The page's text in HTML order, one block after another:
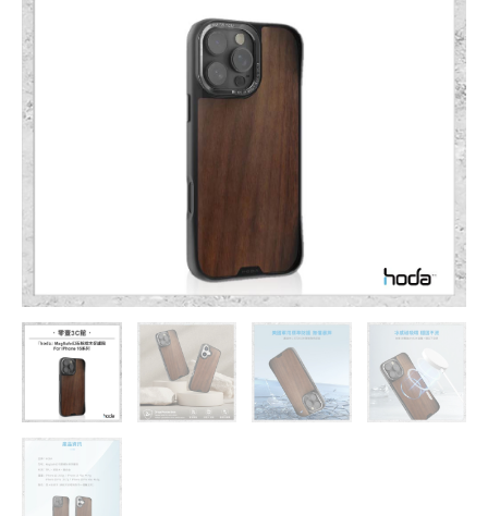
NT$1,390。
格：
NT$1,180。
木
保
護
殼
列
數
量